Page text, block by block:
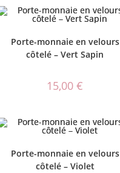
Porte-monnaie en velours
côtelé – Vert Sapin
15,00 €
Porte-monnaie en velours
côtelé – Violet